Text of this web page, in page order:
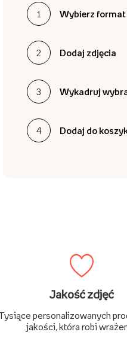
1 Wybierz
2 Dodaj zdjęcia
3 Wykadruj
4 Dodaj do
Jakość zdjęć
personalizowanych
jakości, która robi